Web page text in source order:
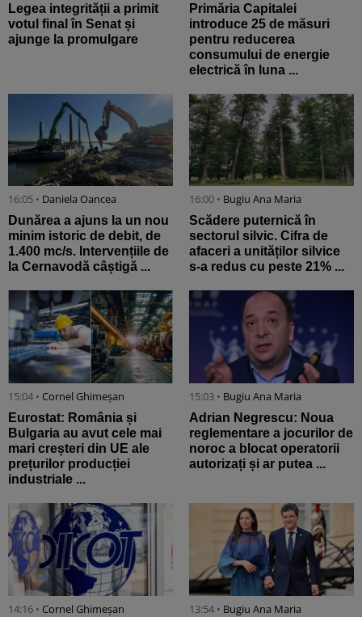
Legea integrității a primit
votul final în Senat și
ajunge la promulgare
Primăria Capitalei
introduce 25 de măsuri
pentru reducerea
consumului de energie
electrică în luna ...
16:05 • Daniela Oancea
Dunărea a ajuns la un nou
minim istoric de debit, de
1.400 mc/s. Intervențiile de
la Cernavodă câștigă ...
16:00 • Bugiu ⁠Ana Maria
Scădere puternică în
sectorul silvic. Cifra de
afaceri a unităților silvice
s-a redus cu peste 21% ...
15:04 • Cornel Ghimeșan
Eurostat: România și
Bulgaria au avut cele mai
mari creșteri din UE ale
prețurilor producției
industriale ...
15:03 • Bugiu ⁠Ana Maria
Adrian Negrescu: Noua
reglementare a jocurilor de
noroc a blocat operatorii
autorizați și ar putea ...
14:16 • Cornel Ghimeșan 13:54 • Bugiu ⁠Ana Maria